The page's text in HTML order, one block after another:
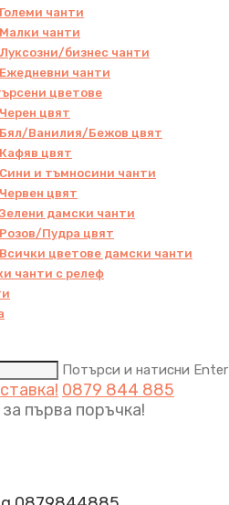
Големи чанти
Малки чанти
Луксозни/бизнес чанти
Ежедневни чанти
цветове
Черен цвят
Бял/Ванилия/Бежов цвят
Кафяв цвят
Сини и тъмносини чанти
Червен цвят
Зелени дамски чанти
Розов/Пудра цвят
Всички цветове дамски чанти
чанти с релеф
Потърси и натисни Enter
0879 844 885
първа поръчка!